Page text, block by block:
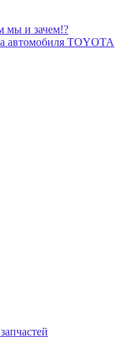
мы и зачем!?
автомобиля TOYOTA